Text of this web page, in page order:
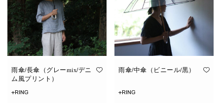
雨傘/長傘（グレーmix/デニ
ム風プリント）
+RING
雨傘/中傘（ビニール/黒）
+RING